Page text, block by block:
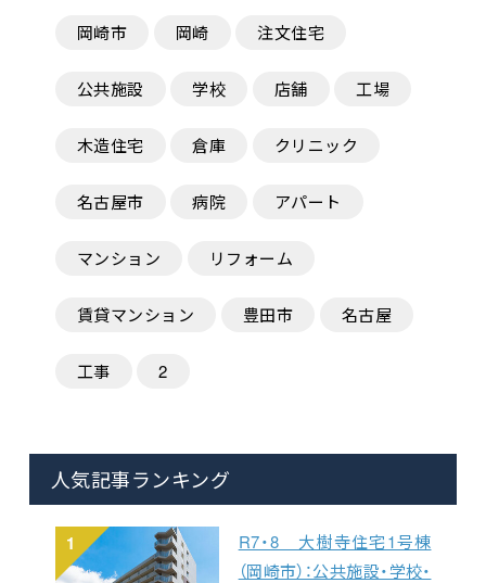
岡崎市 岡崎 注文住宅
公共施設 学校 店舗 工場
木造住宅 倉庫 クリニック
名古屋市 病院 アパート
マンション リフォーム
賃貸マンション 豊田市 名古屋
工事 2
人気記事ランキング
1
R7・8 大樹寺住宅1号棟
（岡崎市）：公共施設・学校・